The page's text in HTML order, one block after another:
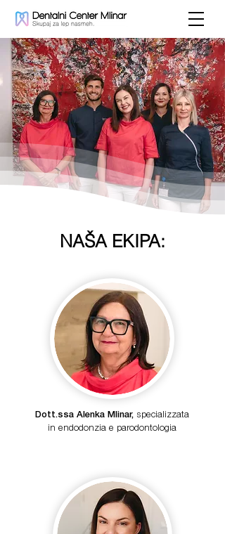
NAŠA EKIPA:
Dott.ssa Alenka Mlinar, specializzata
in endodonzia e parodontologia